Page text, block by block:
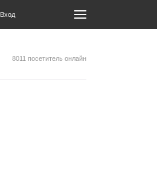
Вход
8011 посетитель онлайн